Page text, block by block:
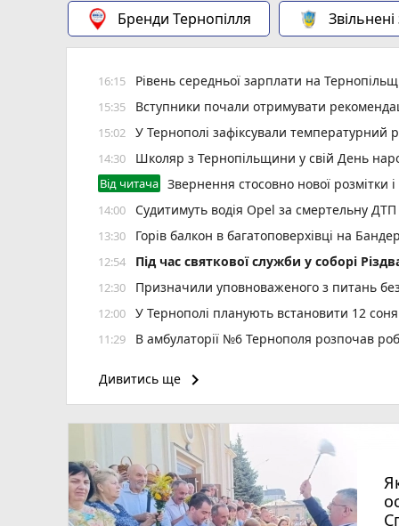
Бренди Тернопілля
16:15 Рівень середньої зарплати на
15:35 Вступники почали отримувати
15:02 У Тернополі зафіксували температурний
14:30 Школяр з Тернопільщини у свій День
Від читача Звернення стосовно нової розмітки
14:00 Судитимуть водія Opel за смертельну
13:30 Горів балкон в багатоповерхівці на
12:54 Під час святкової служби у соборі
12:30 Призначили уповноваженого з питань
12:00 У Тернополі планують встановити 12
11:29 В амбулаторії №6 Тернополя розпочав
10:30 Жінка з Тернопільського району
Як у Тернополі освячують кошики на
09:00 Підтвердили загибель уродженця
08:00 Яблучний спас або Преображення
22:01 Концерти, зірки «МастерШеф» та
Дивитись ще keyboard_arrow_right